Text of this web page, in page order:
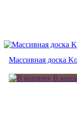
Массивная доска
В